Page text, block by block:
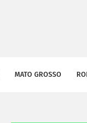
MATO GROSSO